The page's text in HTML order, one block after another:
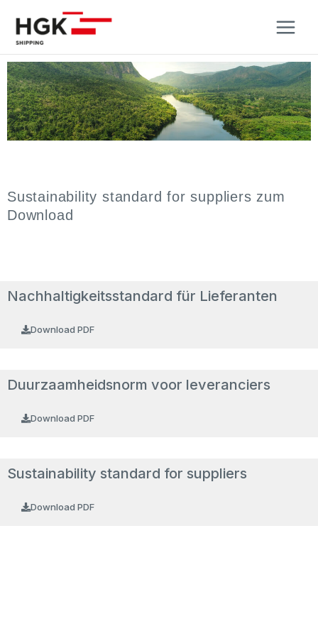
Inhalt
springen
Sustainability standard for suppliers zum
Download
Nachhaltigkeitsstandard für Lieferanten
Download PDF
Duurzaamheidsnorm voor leveranciers
Download PDF
Sustainability standard for suppliers
Download PDF